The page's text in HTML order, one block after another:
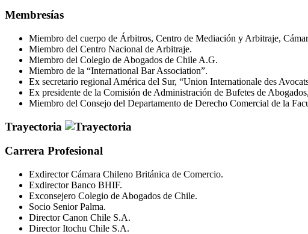
Membresías
Miembro del cuerpo de Árbitros, Centro de Mediación y Arbitraje,
Miembro del Centro Nacional de Arbitraje.
Miembro del Colegio de Abogados de Chile A.G.
Miembro de la “International Bar Association”.
Ex secretario regional América del Sur, “Union Internationale des
Ex presidente de la Comisión de Administración de Bufetes de
Miembro del Consejo del Departamento de Derecho Comercial de la
Trayectoria
Carrera Profesional
Exdirector Cámara Chileno Británica de Comercio.
Exdirector Banco BHIF.
Exconsejero Colegio de Abogados de Chile.
Socio Senior Palma.
Director Canon Chile S.A.
Director Itochu Chile S.A.